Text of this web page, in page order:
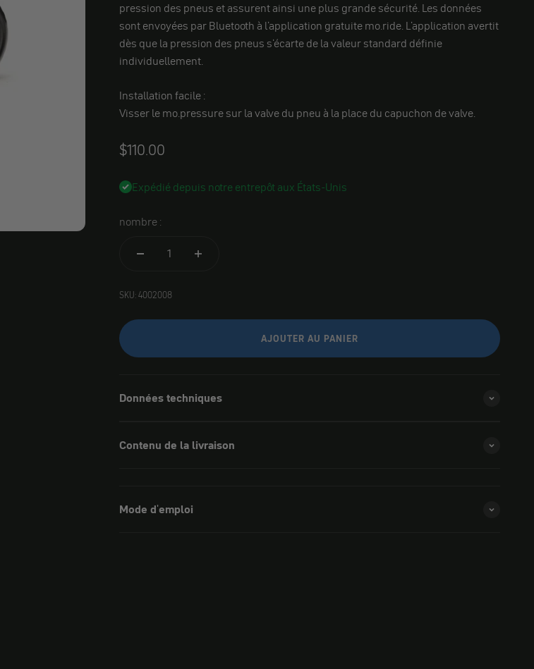
pression des pneus et assurent ainsi une plus grande sécurité. Les données
sont envoyées par Bluetooth à l'application gratuite mo.ride. L'application avertit
dès que la pression des pneus s'écarte de la valeur standard définie
individuellement.
Installation facile :
Visser le mo.pressure sur la valve du pneu à la place du capuchon de valve.
Angebot
$110.00
Expédié depuis notre entrepôt aux États-Unis
nombre :
SKU: 4002008
AJOUTER AU PANIER
Données techniques
Contenu de la livraison
Mode d'emploi